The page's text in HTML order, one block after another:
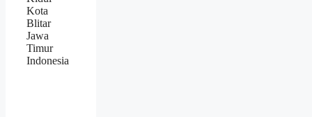
Kota
Blitar
Jawa
Timur
Indonesia